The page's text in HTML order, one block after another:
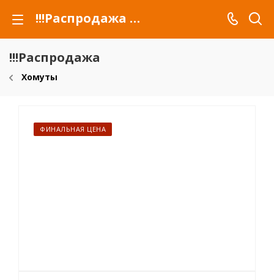
!!!Распродажа для автомобилей российских марок и сельхозтехники
!!!Распродажа
Хомуты
ФИНАЛЬНАЯ ЦЕНА